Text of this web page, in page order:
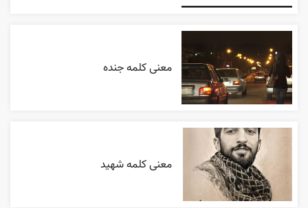
معنی کلمه جنده
معنی کلمه شهید